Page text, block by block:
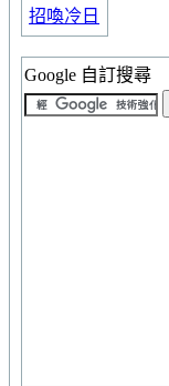
招喚冷日
Google 自訂搜尋